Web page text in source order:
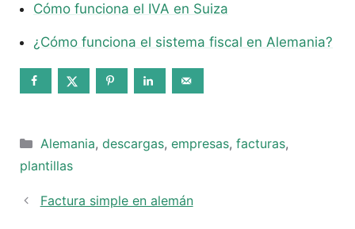
Cómo funciona el IVA en Suiza
¿Cómo funciona el sistema fiscal en Alemania?
Categorías
Alemania, descargas, empresas, facturas,
plantillas
Factura simple en alemán